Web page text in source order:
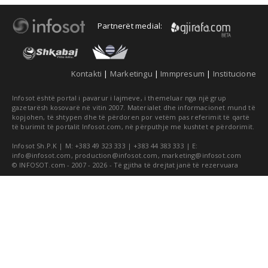
Partnerët medial:
Kontakti | Marketingu | Immpresum | Institucione
Infosot është portal i pavarur i lajmeve, i themeluar nga një grup
gazetarësh kosovarë në vitin 2007. Materialet dhe informacionet mund të
kopjohen, të shtypen dhe të përdoren por vetëm pas referimit të qartë
të burimit të portalit Infosot.com, në përputhje me kushtet e përdorimit.
Infosot Sh.P.K | M: +383 49 323 333 | +383 44 383 333 | E:
info@infosot.com , production@infosot.com , marketing@infosot.com
© INFOSOT.com - 2007 - 2026 - Të gjitha të drejtat janë të rezervuara